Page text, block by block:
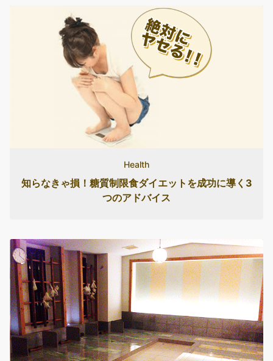
Health
知らなきゃ損！糖質制限食ダイエットを成功に導く3
つのアドバイス